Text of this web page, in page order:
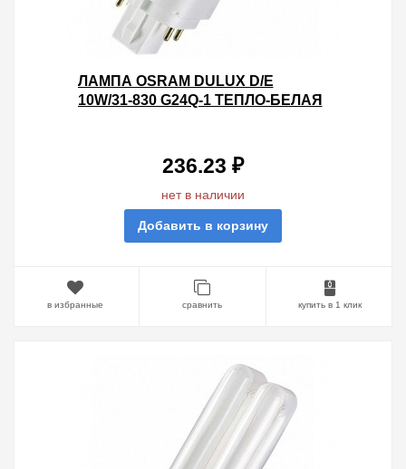
ЛАМПА OSRAM DULUX D/E
10W/31-830 G24Q-1 ТЕПЛО-БЕЛАЯ
236.23 ₽
нет в наличии
Добавить в корзину
в избранные сравнить купить в 1 клик